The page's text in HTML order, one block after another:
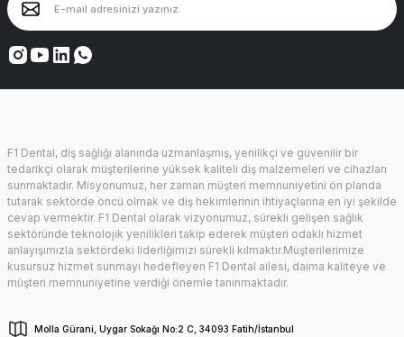
F1 Dental, diş sağlığı alanında uzmanlaşmış, yenilikçi ve güvenilir bir
tedarikçi olarak müşterilerine yüksek kaliteli diş malzemeleri ve cihazları
sunmaktadır. Misyonumuz, her zaman müşteri memnuniyetini ön planda
tutarak sektörde öncü olmak ve diş hekimlerinin ihtiyaçlarına en iyi şekilde
cevap vermektir. F1 Dental olarak vizyonumuz, sürekli gelişen sağlık
sektöründe teknolojik yenilikleri takip ederek müşteri odaklı hizmet
anlayışımızla sektördeki liderliğimizi sürekli kılmaktır.Müşterilerimize
kusursuz hizmet sunmayı hedefleyen F1 Dental ailesi, daima kaliteye ve
müşteri memnuniyetine verdiği önemle tanınmaktadır.
Molla Gürani, Uygar Sokağı No:2 C, 34093 Fatih/İstanbul